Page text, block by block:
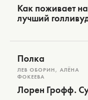
Как поживает
лучший
Полка
ЛЕВ ОБОРИН, АЛЁНА
ФОКЕЕВА
Лорен Грофф.